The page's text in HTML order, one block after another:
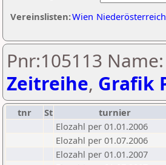
Vereinslisten:Wien Niederösterreich
Pnr:105113
Zeitreihe, Grafik
tnr St turnier
Elozahl per 01.01.2006
Elozahl per 01.07.2006
Elozahl per 01.01.2007